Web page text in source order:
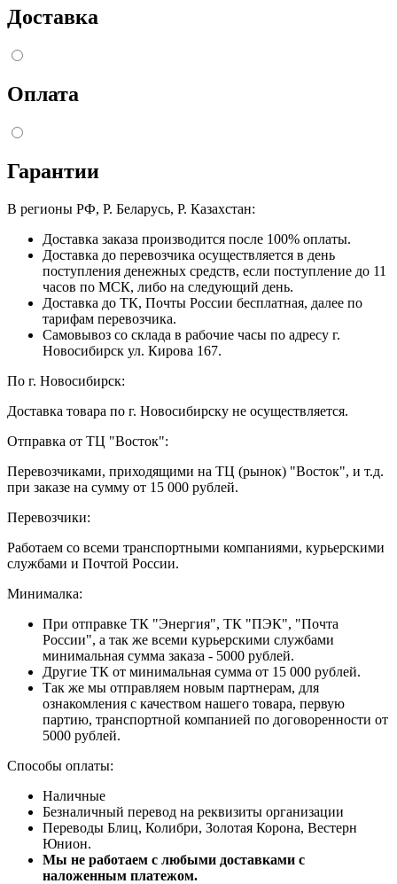
Доставка
Оплата
Гарантии
В регионы РФ, Р. Беларусь, Р. Казахстан:
Доставка заказа производится после 100% оплаты.
Доставка до перевозчика осуществляется в день
поступления денежных средств, если поступление до 11
часов по МСК, либо на следующий день.
Доставка до ТК, Почты России бесплатная, далее по
тарифам перевозчика.
Самовывоз со склада в рабочие часы по адресу г.
Новосибирск ул. Кирова 167.
По г. Новосибирск:
Доставка товара по г. Новосибирску не осуществляется.
Отправка от ТЦ "Восток":
Перевозчиками, приходящими на ТЦ (рынок) "Восток", и т.д.
при заказе на сумму от 15 000 рублей.
Перевозчики:
Работаем со всеми транспортными компаниями, курьерскими
службами и Почтой России.
Минималка:
При отправке ТК "Энергия", ТК "ПЭК", "Почта
России", а так же всеми курьерскими службами
минимальная сумма заказа - 5000 рублей.
Другие ТК от минимальная сумма от 15 000 рублей.
Так же мы отправляем новым партнерам, для
ознакомления с качеством нашего товара, первую
партию, транспортной компанией по договоренности от
5000 рублей.
Способы оплаты:
Наличные
Безналичный перевод на реквизиты организации
Переводы Блиц, Колибри, Золотая Корона, Вестерн
Юнион.
Мы не работаем с любыми доставками с
наложенным платежом.